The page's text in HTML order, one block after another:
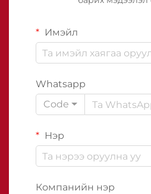
Имэйл
Whatsapp
Code
Нэр
Компанийн нэр